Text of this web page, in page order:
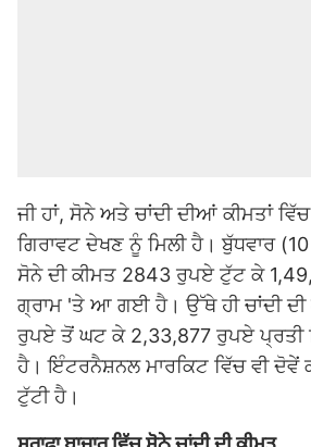
ਜੀ ਹਾਂ, ਸੋਨੇ ਅਤੇ ਚਾਂਦੀ ਦੀਆਂ ਕੀਮਤਾਂ
ਗਿਰਾਵਟ ਦੇਖਣ ਨੂੰ ਮਿਲੀ ਹੈ। ਬੁੱਧਵਾਰ
ਸੋਨੇ ਦੀ ਕੀਮਤ 2843 ਰੁਪਏ ਟੁੱਟ ਕੇ
ਗ੍ਰਾਮ 'ਤੇ ਆ ਗਈ ਹੈ। ਉੱਥੇ ਹੀ ਚਾਂਦੀ ਦੀ
ਰੁਪਏ ਤੋਂ ਘਟ ਕੇ 2,33,877 ਰੁਪਏ ਪ੍ਰਤੀ
ਹੈ। ਇੰਟਰਨੈਸ਼ਨਲ ਮਾਰਕਿਟ ਵਿੱਚ ਵੀ ਦੋਵੇਂ
ਟੁੱਟੀ ਹੈ।